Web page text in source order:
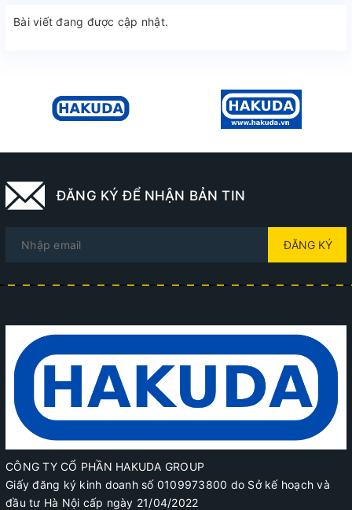
Bài viết đang được cập nhật.
ĐĂNG KÝ ĐỂ NHẬN BẢN TIN
ĐĂNG KÝ
CÔNG TY CỔ PHẦN HAKUDA GROUP
Giấy đăng ký kinh doanh số 0109973800 do Sở kế hoạch và
đầu tư Hà Nội cấp ngày 21/04/2022